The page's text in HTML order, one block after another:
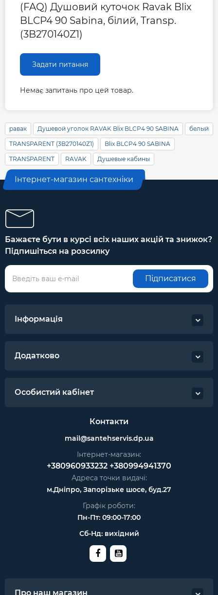
(FAQ) Душовий куточок Ravak Blix
BLCP4 90 Sabina, білий, Transp.
(3B270140Z1)
Задати питання
Немає запитань про цей товар.
равак Душевой уголок RAVAK Blix BLCP4 90 SABINA белый
TRANSPARENT (3B270140Z1) Blix BLCP4 90 SABINA
TRANSPARENT RAVAK Душевые кабины
Інтернет-магазин сантехніки
Бажаєте бути в курсі всіх наших акцій та знижок?
Підпишіться на розсилку
Підписатися
Інформація
Додатково
Особистий кабінет
Контакти
mail@santehservis.dp.ua
Інтернет-магазин:
+380960933232 +380994941370
Адреса точки видачі:
м.Дніпро, Запорізьке шосе, буд.27
Графік роботи:
Пн-Пт: 09:00-17:00
Сб-Нд: вихідний
Про наш магазин